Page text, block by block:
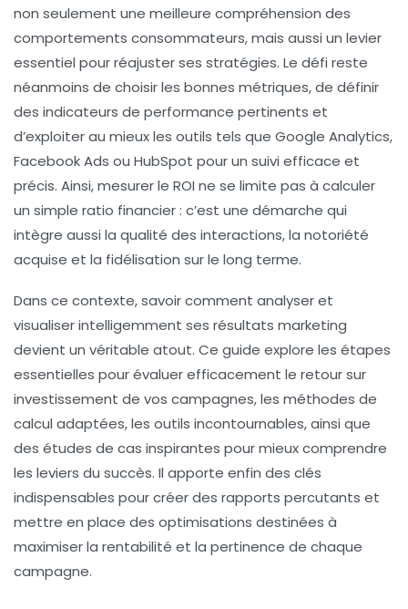
non seulement une meilleure compréhension des
comportements consommateurs, mais aussi un levier
essentiel pour réajuster ses stratégies. Le défi reste
néanmoins de choisir les bonnes métriques, de définir
des indicateurs de performance pertinents et
d’exploiter au mieux les outils tels que Google Analytics,
Facebook Ads ou HubSpot pour un suivi efficace et
précis. Ainsi, mesurer le ROI ne se limite pas à calculer
un simple ratio financier : c’est une démarche qui
intègre aussi la qualité des interactions, la notoriété
acquise et la fidélisation sur le long terme.
Dans ce contexte, savoir comment analyser et
visualiser intelligemment ses résultats marketing
devient un véritable atout. Ce guide explore les étapes
essentielles pour évaluer efficacement le retour sur
investissement de vos campagnes, les méthodes de
calcul adaptées, les outils incontournables, ainsi que
des études de cas inspirantes pour mieux comprendre
les leviers du succès. Il apporte enfin des clés
indispensables pour créer des rapports percutants et
mettre en place des optimisations destinées à
maximiser la rentabilité et la pertinence de chaque
campagne.